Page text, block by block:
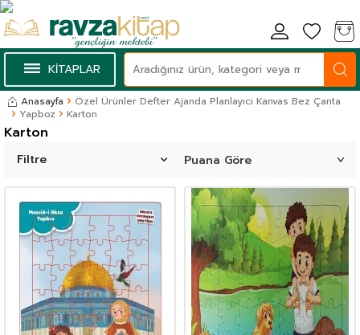
KİTAPLAR
Anasayfa
Özel Ürünler Defter Ajanda Planlayıcı Kanvas Bez Çanta
Yapboz
Karton
Karton
Filtre